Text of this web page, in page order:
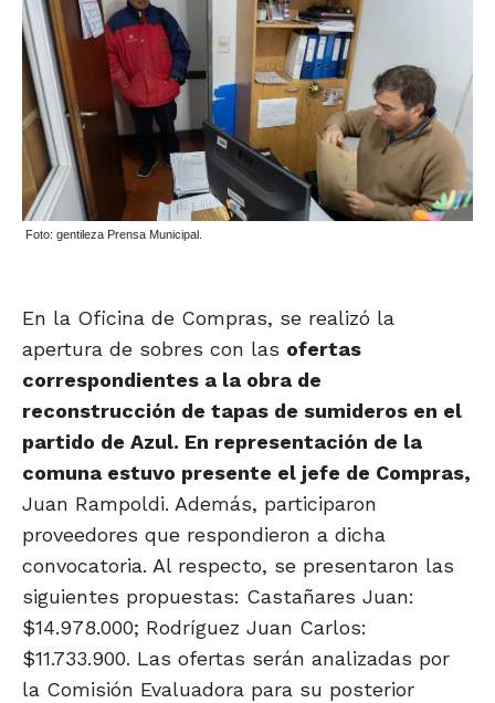
Foto: gentileza Prensa Municipal.
En la Oficina de Compras, se realizó la
apertura de sobres con las ofertas
correspondientes a la obra de
reconstrucción de tapas de sumideros en el
partido de Azul. En representación de la
comuna estuvo presente el jefe de Compras,
Juan Rampoldi. Además, participaron
proveedores que respondieron a dicha
convocatoria. Al respecto, se presentaron las
siguientes propuestas: Castañares Juan:
$14.978.000; Rodríguez Juan Carlos:
$11.733.900. Las ofertas serán analizadas por
la Comisión Evaluadora para su posterior